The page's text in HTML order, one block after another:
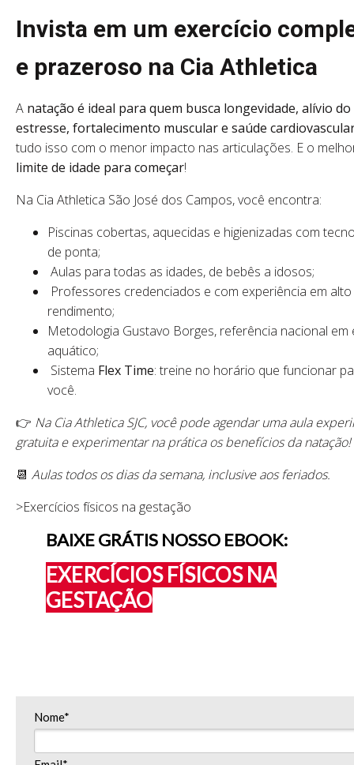
Invista em um exercício
e prazeroso na Cia Athletica
A natação é ideal para quem busca longevidade, alívio do
estresse, fortalecimento muscular e saúde
tudo isso com o menor impacto nas articulações. E o
limite de idade para começar!
Na Cia Athletica São José dos Campos, você encontra:
Piscinas cobertas, aquecidas e higienizadas com
de ponta;
Aulas para todas as idades, de bebês a idosos;
Professores credenciados e com experiência em alto
rendimento;
Metodologia Gustavo Borges, referência nacional em
aquático;
Sistema Flex Time: treine no horário que funcionar
você.
👉 Na Cia Athletica SJC, você pode agendar uma aula
gratuita e experimentar na prática os benefícios da natação!
📆 Aulas todos os dias da semana, inclusive aos feriados.
>Exercícios físicos na gestação
BAIXE GRÁTIS NOSSO EBOOK:
EXERCÍCIOS FÍSICOS NA
GESTAÇÃO
Nome*